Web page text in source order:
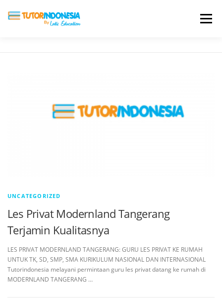
Menu
UNCATEGORIZED
Les Privat Modernland Tangerang
Terjamin Kualitasnya
LES PRIVAT MODERNLAND TANGERANG: GURU LES PRIVAT KE RUMAH
UNTUK TK, SD, SMP, SMA KURIKULUM NASIONAL DAN INTERNASIONAL
Tutorindonesia melayani permintaan guru les privat datang ke rumah di
MODERNLAND TANGERANG …